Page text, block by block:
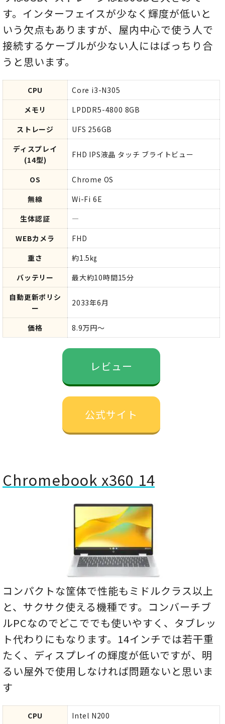
す。インターフェイスが少なく輝度が低いと
いう欠点もありますが、屋内中心で使う人で
接続するケーブルが少ない人にはばっちり合
うと思います。
CPU
Core i3-N305
メモリ
LPDDR5-4800 8GB
ストレージ
UFS 256GB
ディスプレイ
(14型)
FHD IPS液晶 タッチ ブライトビュー
OS
Chrome OS
無線
Wi-Fi 6E
生体認証
―
WEBカメラ
FHD
重さ
約1.5㎏
バッテリー
最大約10時間15分
自動更新ポリシ
ー
2033年6月
価格 8.9万円～
レビュー
公式サイト
Chromebook x360 14
コンパクトな筐体で性能もミドルクラス以上
と、サクサク使える機種です。コンバーチブ
ルPCなのでどこででも使いやすく、タブレッ
ト代わりにもなります。14インチでは若干重
たく、ディスプレイの輝度が低いですが、明
るい屋外で使用しなければ問題ないと思いま
す
CPU
Intel N200